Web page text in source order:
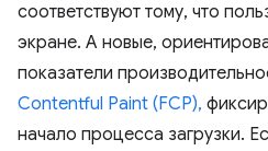
соответствуют тому, что
экране. А новые,
показатели
Contentful Paint (FCP),
начало процесса загрузки.